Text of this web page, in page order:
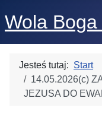
Wola
Jesteś tutaj: Start
14.05.2026(c)
JEZUSA DO